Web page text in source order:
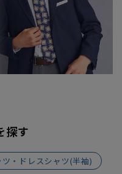
探す
ツ・ドレスシャツ(半袖)